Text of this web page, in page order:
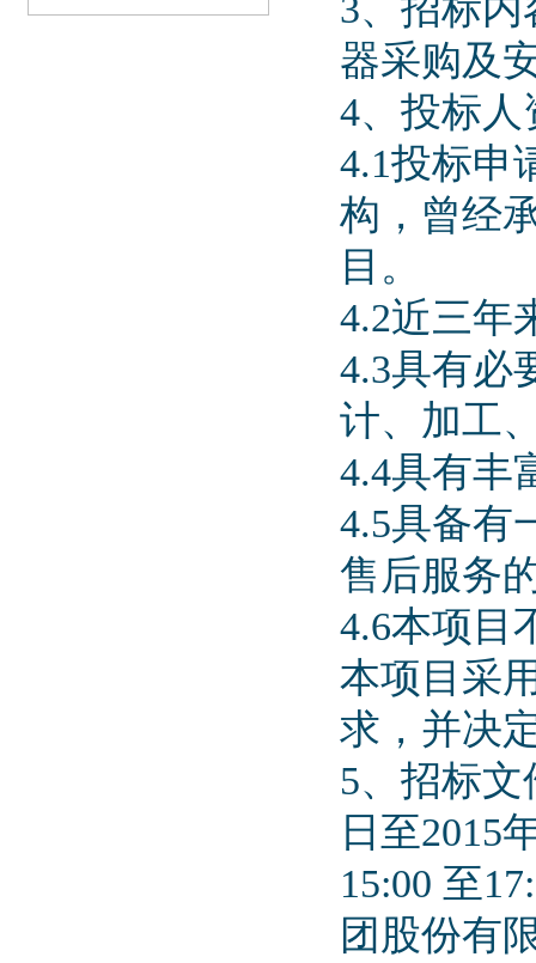
3、招标
器采购及
4、投标
4.1投标申
构，曾经
目。
4.2近三年
4.3具有必
计、加工
4.4具有丰
4.5具备有
售后服务
4.6本项目
本项目采
求，并决
5、招标文
日至2015
15:00 至
团股份有